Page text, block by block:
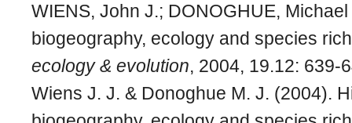
WIENS, John J.; DONOGHUE,
biogeography, ecology and species
ecology & evolution, 2004, 19.12: 639-
Wiens J. J. & Donoghue M. J. (2004).